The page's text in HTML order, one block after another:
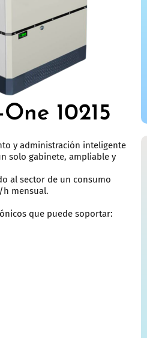
10215
y administración inteligente
solo gabinete, ampliable y
al sector de un consumo
h mensual.
que puede soportar: